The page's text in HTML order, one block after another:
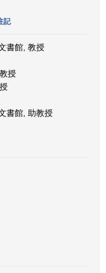
記
書館, 教授
授
書館, 助教授